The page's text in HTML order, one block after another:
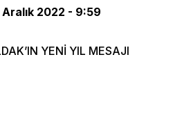
2022 - 9:59